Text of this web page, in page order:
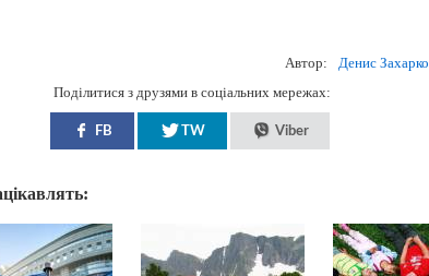
Автор: Денис Захарко
Поділитися з друзями в соціальних мережах:
FB TW Viber